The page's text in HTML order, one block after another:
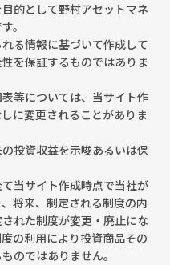
的として野村アセットマネ
。
る情報に基づいて作成して
を保証するものではありま
等については、当サイト作
に変更されることがありま
投資収益を示唆あるいは保
当サイト作成時点で当社が
将来、制定される制度の内
れた制度が変更・廃止にな
の利用により投資商品その
のではありません。